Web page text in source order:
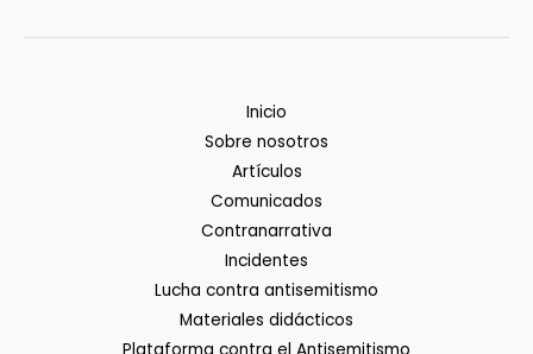
Inicio
Sobre nosotros
Artículos
Comunicados
Contranarrativa
Incidentes
Lucha contra antisemitismo
Materiales didácticos